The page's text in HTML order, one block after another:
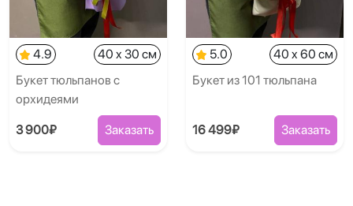
4.9
40 x 30 см
Букет тюльпанов с
орхидеями
3 900₽ Заказать
5.0
40 x 60 см
Букет из 101 тюльпана
16 499₽ Заказать